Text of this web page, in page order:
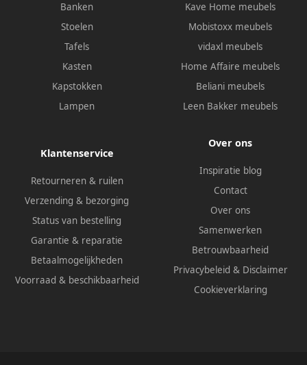
Banken
Stoelen
Tafels
Kasten
Kapstokken
Lampen
Kave Home meubels
Mobistoxx meubels
vidaxl meubels
Home Affaire meubels
Beliani meubels
Leen Bakker meubels
Klantenservice
Retourneren & ruilen
Verzending & bezorging
Status van bestelling
Garantie & reparatie
Betaalmogelijkheden
Voorraad & beschikbaarheid
Over ons
Inspiratie blog
Contact
Over ons
Samenwerken
Betrouwbaarheid
Privacybeleid & Disclaimer
Cookieverklaring